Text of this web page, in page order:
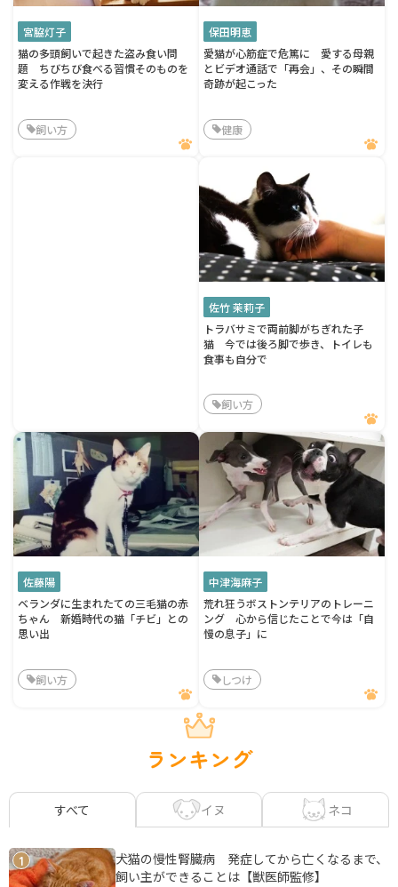
宮脇灯子
猫の多頭飼いで起きた盗み食い問
題 ちびちび食べる習慣そのものを
変える作戦を決行
飼い方
保田明恵
愛猫が心筋症で危篤に 愛する母親
とビデオ通話で「再会」、その瞬間
奇跡が起こった
健康
佐竹 茉莉子
トラバサミで両前脚がちぎれた子
猫 今では後ろ脚で歩き、トイレも
食事も自分で
飼い方
佐藤陽
ベランダに生まれたての三毛猫の赤
ちゃん 新婚時代の猫「チビ」との
思い出
飼い方
中津海麻子
荒れ狂うボストンテリアのトレーニ
ング 心から信じたことで今は「自
慢の息子」に
しつけ
ランキング
すべて イヌ ネコ
1
犬猫の慢性腎臓病 発症してから亡くなるまで、
飼い主ができることは【獣医師監修】